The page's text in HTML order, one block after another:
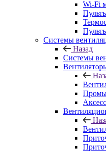
Wi-Fi
Системы
Назад
Системы